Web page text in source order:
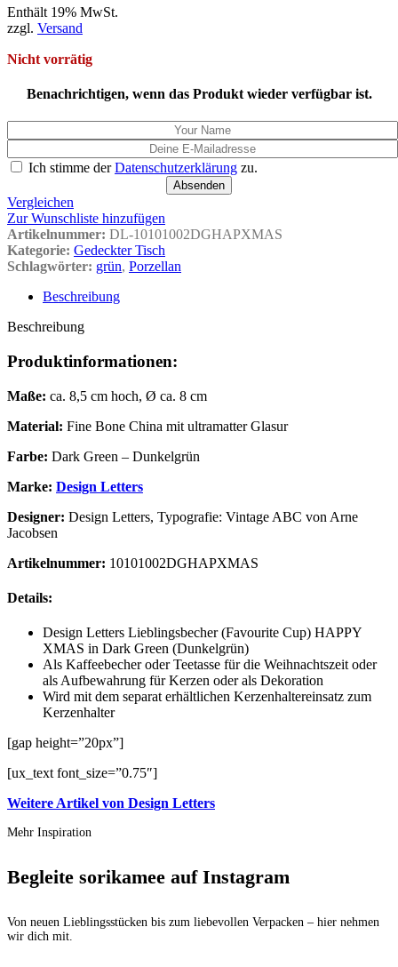
Enthält 19% MwSt.
zzgl. Versand
Nicht vorrätig
Benachrichtigen, wenn das Produkt wieder verfügbar ist.
Ich stimme derDatenschutzerklärung zu.
Absenden
Vergleichen
Zur Wunschliste hinzufügen
Artikelnummer: DL-10101002DGHAPXMAS
Kategorie: Gedeckter Tisch
Schlagwörter: grün, Porzellan
Beschreibung
Beschreibung
Produktinformationen:
Maße: ca. 8,5 cm hoch, Ø ca. 8 cm
Material: Fine Bone China mit ultramatter Glasur
Farbe: Dark Green – Dunkelgrün
Marke: Design Letters
Designer: Design Letters, Typografie: Vintage ABC von Arne
Jacobsen
Artikelnummer: 10101002DGHAPXMAS
Details:
Design Letters Lieblingsbecher (Favourite Cup) HAPPY
XMAS in Dark Green (Dunkelgrün)
Als Kaffeebecher oder Teetasse für die Weihnachtszeit oder
als Aufbewahrung für Kerzen oder als Dekoration
Wird mit dem separat erhältlichen Kerzenhaltereinsatz zum
Kerzenhalter
[gap height=”20px”]
[ux_text font_size=”0.75″]
Weitere Artikel von Design Letters
Mehr Inspiration
Begleite sorikamee auf Instagram
Von neuen Lieblingsstücken bis zum liebevollen Verpacken – hier nehmen
wir dich mit.